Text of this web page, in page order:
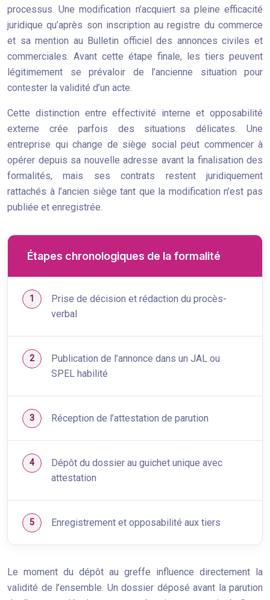
processus. Une modification n’acquiert sa pleine efficacité
juridique qu’après son inscription au registre du commerce
et sa mention au Bulletin officiel des annonces civiles et
commerciales. Avant cette étape finale, les tiers peuvent
légitimement se prévaloir de l’ancienne situation pour
contester la validité d’un acte.
Cette distinction entre effectivité interne et opposabilité
externe crée parfois des situations délicates. Une
entreprise qui change de siège social peut commencer à
opérer depuis sa nouvelle adresse avant la finalisation des
formalités, mais ses contrats restent juridiquement
rattachés à l’ancien siège tant que la modification n’est pas
publiée et enregistrée.
Étapes chronologiques de la formalité
Prise de décision et rédaction du procès-
verbal
Publication de l’annonce dans un JAL ou
SPEL habilité
Réception de l’attestation de parution
Dépôt du dossier au guichet unique avec
attestation
Enregistrement et opposabilité aux tiers
Le moment du dépôt au greffe influence directement la
validité de l’ensemble. Un dossier déposé avant la parution